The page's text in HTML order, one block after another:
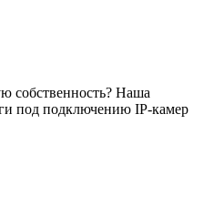
собственность? Наша
под подключению IP-камер